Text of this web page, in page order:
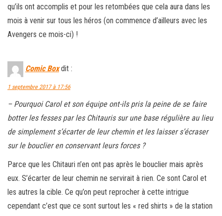
qu’ils ont accomplis et pour les retombées que cela aura dans les
mois à venir sur tous les héros (on commence d’ailleurs avec les
Avengers ce mois-ci) !
Comic Box dit :
1 septembre 2017 à 17:56
– Pourquoi Carol et son équipe ont-ils pris la peine de se faire
botter les fesses par les Chitauris sur une base régulière au lieu
de simplement s’écarter de leur chemin et les laisser s’écraser
sur le bouclier en conservant leurs forces ?
Parce que les Chitauri n’en ont pas après le bouclier mais après
eux. S’écarter de leur chemin ne servirait à rien. Ce sont Carol et
les autres la cible. Ce qu’on peut reprocher à cette intrigue
cependant c’est que ce sont surtout les « red shirts » de la station